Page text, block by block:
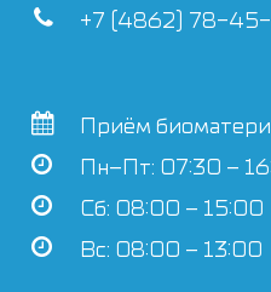
+7 (4862) 78-
Приём
Пн–Пт: 07:30 –
Сб: 08:00 – 15:00
Вс: 08:00 – 13:00